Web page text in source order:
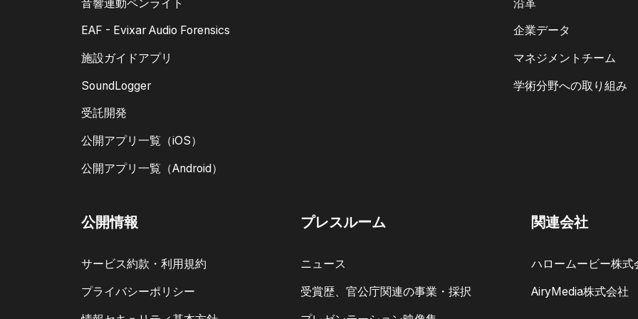
音響連動ペンライト
EAF - Evixar Audio Forensics
施設ガイドアプリ
SoundLogger
受託開発
公開アプリ一覧（iOS）
公開アプリ一覧（Android）
沿革
企業データ
マネジメントチーム
学術分野への取り組み
公開情報
サービス約款・利用規約
プライバシーポリシー
プレスルーム
ニュース
受賞歴、官公庁関連の事業・採択
関連会社
ハロームービー株式
AiryMedia株式会社